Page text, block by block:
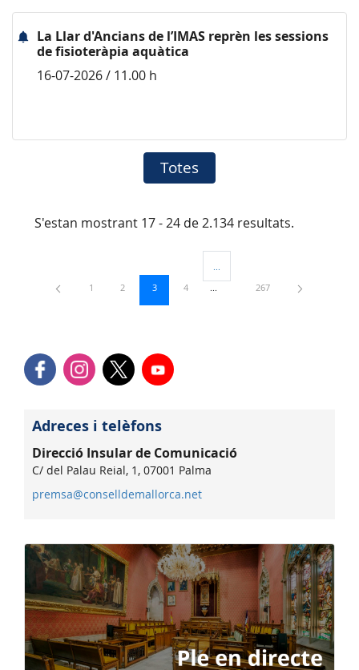
La Llar d'Ancians de l’IMAS reprèn les sessions
de fisioteràpia aquàtica
16-07-2026 / 11.00 h
Totes
S'estan mostrant 17 - 24 de 2.134 resultats.
Pàgina
1 Pàgina
2 Pàgina
3 Pàgina
4
Pàgines intermèdies Utilitzeu TAB
Pàgina
267
Adreces i telèfons
Direcció Insular de Comunicació
C/ del Palau Reial, 1, 07001 Palma
premsa@conselldemallorca.net